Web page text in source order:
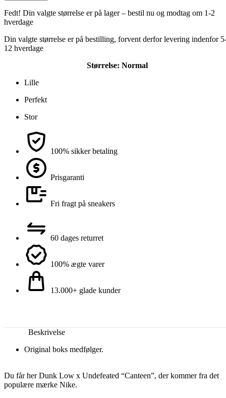
Fedt! Din valgte størrelse er på lager – bestil nu og modtag om 1-2
hverdage
Din valgte størrelse er på bestilling, forvent derfor levering indenfor
12 hverdage
Størrelse: Normal
Lille
Perfekt
Stor
100% sikker betaling
Prisgaranti
Fri fragt på sneakers
60 dages returret
100% ægte varer
13.000+ glade kunder
Beskrivelse
Original boks medfølger.
Du får her Dunk Low x Undefeated “Canteen”, der kommer fra det
populære mærke Nike.